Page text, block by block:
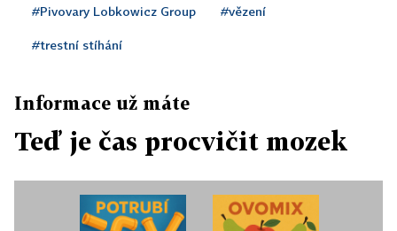
#Pivovary Lobkowicz Group #vězení
#trestní stíhání
Informace už máte
Teď je čas procvičit mozek